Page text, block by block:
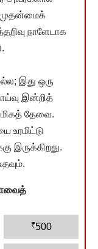
முதன்மைக்
நாளேடாக
இது ஒரு
இன்றித்
தேவை.
உரமிட்டு
இருக்கிறது.
₹500